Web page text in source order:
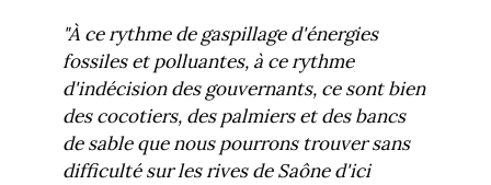
"À ce rythme de gaspillage d'énergies
fossiles et polluantes, à ce rythme
d'indécision des gouvernants, ce sont bien
des cocotiers, des palmiers et des bancs
de sable que nous pourrons trouver sans
difficulté sur les rives de Saône d'ici